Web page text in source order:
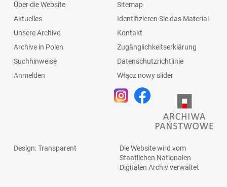
Über die Website
Aktuelles
Unsere Archive
Archive in Polen
Suchhinweise
Anmelden
Sitemap
Identifizieren Sie das Material
Kontakt
Zugänglichkeitserklärung
Datenschutzrichtlinie
Włącz nowy slider
Design: Transparent
Die Website wird vom
Staatlichen Nationalen
Digitalen Archivverwaltet